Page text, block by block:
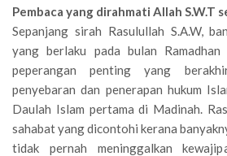
Pembaca yang dirahmati Allah S.W.T
Sepanjang sirah Rasulullah S.A.W,
yang berlaku pada bulan Ramadhan
peperangan penting yang
penyebaran dan penerapan hukum
Daulah Islam pertama di Madinah.
sahabat yang dicontohi kerana
tidak pernah meninggalkan